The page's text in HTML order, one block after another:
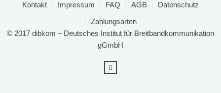
Kontakt Impressum FAQ AGB
Datenschutz
Zahlungsarten
© 2017 dibkom – Deutsches Institut für Breitbandkommunikation
gGmbH